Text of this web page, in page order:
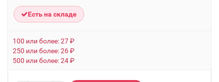
Есть на складе
100 или более: 27 ₽
250 или более: 26 ₽
500 или более: 24 ₽